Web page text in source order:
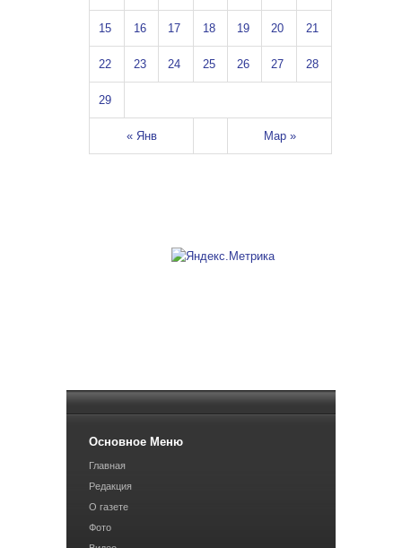
« Янв Мар »
15 16 17 18 19 20 21
22 23 24 25 26 27 28
29
Основное Меню
Главная
Редакция
О газете
Фото